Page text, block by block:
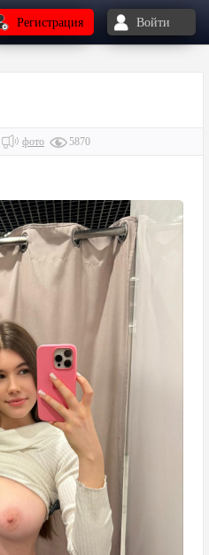
Регистрация Войти
фото 5870